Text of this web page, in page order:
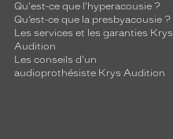
Qu'est-ce que l'hyperacousie ?
Qu’est-ce que la presbyacousie ?
Les services et les garanties Krys
Audition
Les conseils d'un
audioprothésiste Krys Audition